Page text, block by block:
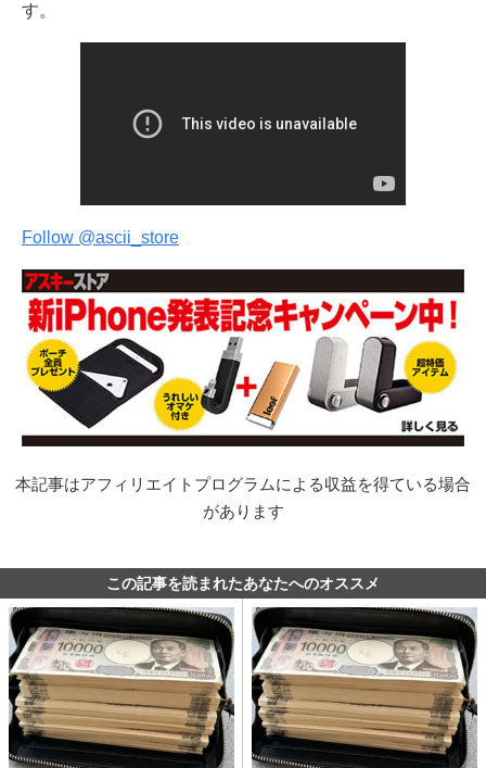
す。
Follow @ascii_store
本記事はアフィリエイトプログラムによる収益を得ている場合
があります
この記事を読まれたあなたへのオススメ